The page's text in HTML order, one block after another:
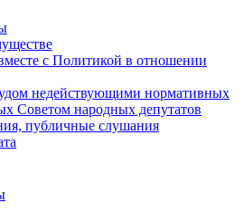
с Политикой в отношении
недействующими нормативных
Советом народных депутатов
публичные слушания